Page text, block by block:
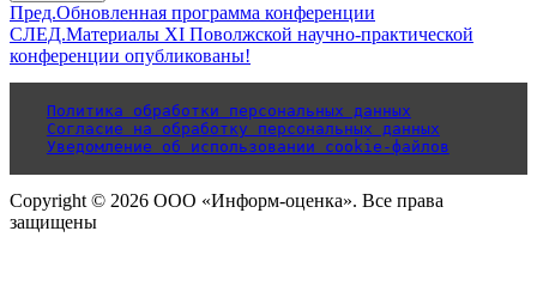
Пред.Обновленная программа конференции
СЛЕД.Материалы XI Поволжской научно-практической
конференции опубликованы!
Политика обработки персональных данных
Согласие на обработку персональных данных
Уведомление об использовании cookie-файлов
Copyright © 2026 ООО «Информ-оценка». Все права
защищены